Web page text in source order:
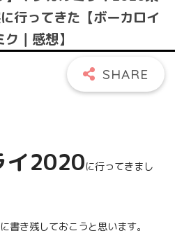
行ってきた【ボーカロイ
｜感想】
イ2020に行ってきまし
書き残しておこうと思います。